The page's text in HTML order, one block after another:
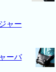
ャー
ーバ